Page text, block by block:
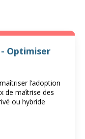
Optimiser
l’adoption
de maîtrise des
ou hybride